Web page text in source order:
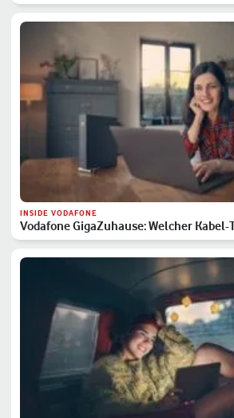
INSIDE VODAFONE
Vodafone GigaZuhause: Welcher Kabel-